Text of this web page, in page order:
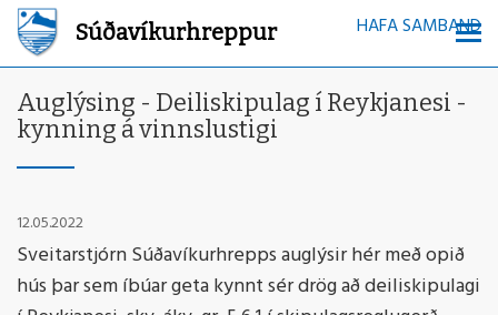
Súðavíkurhreppur HAFA SAMBAND
Auglýsing - Deiliskipulag í Reykjanesi -
kynning á vinnslustigi
12.05.2022
Sveitarstjórn Súðavíkurhrepps auglýsir hér með opið
hús þar sem íbúar geta kynnt sér drög að deiliskipulagi